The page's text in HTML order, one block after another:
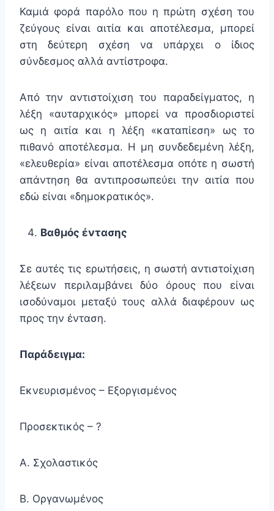
Καμιά φορά παρόλο που η πρώτη σχέση του
ζεύγους είναι αιτία και αποτέλεσμα, μπορεί
στη δεύτερη σχέση να υπάρχει ο ίδιος
σύνδεσμος αλλά αντίστροφα.
Από την αντιστοίχιση του παραδείγματος, η
λέξη «αυταρχικός» μπορεί να προσδιοριστεί
ως η αιτία και η λέξη «καταπίεση» ως το
πιθανό αποτέλεσμα. Η μη συνδεδεμένη λέξη,
«ελευθερία» είναι αποτέλεσμα οπότε η σωστή
απάντηση θα αντιπροσωπεύει την αιτία που
εδώ είναι «δημοκρατικός».
Βαθμός έντασης
Σε αυτές τις ερωτήσεις, η σωστή αντιστοίχιση
λέξεων περιλαμβάνει δύο όρους που είναι
ισοδύναμοι μεταξύ τους αλλά διαφέρουν ως
προς την ένταση.
Παράδειγμα:
Εκνευρισμένος – Εξοργισμένος
Προσεκτικός – ?
Α. Σχολαστικός
Β. Οργανωμένος